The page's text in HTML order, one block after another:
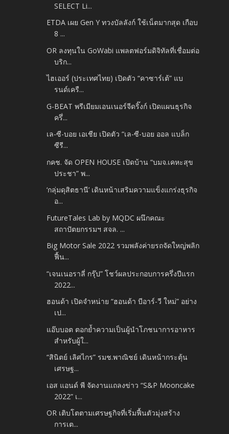
SELECT Li...
ETDA เผย Gen Y ทวงบัลลังก์ ใช้เน็ตมากสุด เกือบ
8 ...
OR ลงทุนใน GoWabi แพลตฟอร์มดิจิทัลที่เชื่อมต่อ
บริก...
ไฮเออร์ (ประเทศไทย) เปิดตัว “คาซาร์เต้” แบ
รนด์เครื...
G-BEAT พรีเมียมเอนเนอร์จีดริ๊งก์ เปิดแผนธุรกิจ
ครึ่...
เล-ซี-บอย เอเชีย เปิดตัว “เล-ซี-บอย ออล แบล็ก
ซีรี...
กคช. จัด OPEN HOUSE เปิดบ้าน “บมจ.เคหะสุข
ประชา” พ...
‘กลุ่มดุสิตธานี’ เดินหน้าเสริมความแข็งแกร่งธุรกิจ
อ...
FutureTales Lab by MQDC ผนึกคณะ
สถาปัตยกรรมฯ สจล. ...
Big Motor Sale 2022 รวมพลังค่ายรถจัดใหญ่พลิก
ฟื้น...
“เจนเนอราลี่ กรุ๊ป” โชว์ผลประกอบการครึ่งปีแรก
2022...
ฮอนด้า เปิดจำหน่าย “ฮอนด้า บีอาร์-วี ใหม่” อย่าง
เป...
แอ๊บบอต ตอกย้ำความเป็นผู้นำโภชนาการอาหาร
สำหรับผู้ใ...
“สินิตย์ เลิศไกร” รมช.พาณิชย์ เดินหน้ากระตุ้น
เศรษฐ...
เอส แอนด์ พี จัดงานแถลงข่าว “S&P Mooncake
2022” เ...
OR เติบโตตามเศรษฐกิจที่เริ่มฟื้นตัวมุ่งสร้าง
การเต...